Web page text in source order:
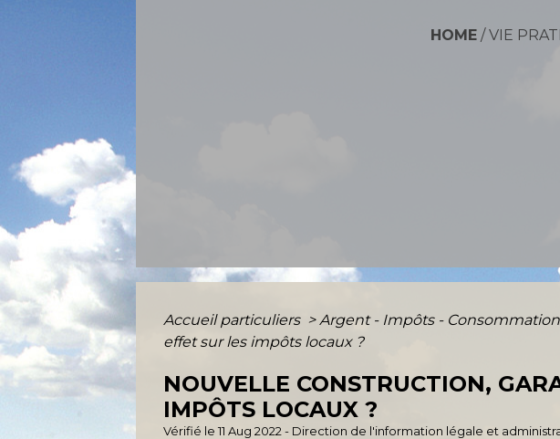
HOME /VIE
Accueil particuliers > Argent - Impôts - Consommation
effet sur les impôts locaux ?
NOUVELLE CONSTRUCTION,
IMPÔTS LOCAUX ?
Vérifié le 11 Aug 2022 - Direction de l'information légale et